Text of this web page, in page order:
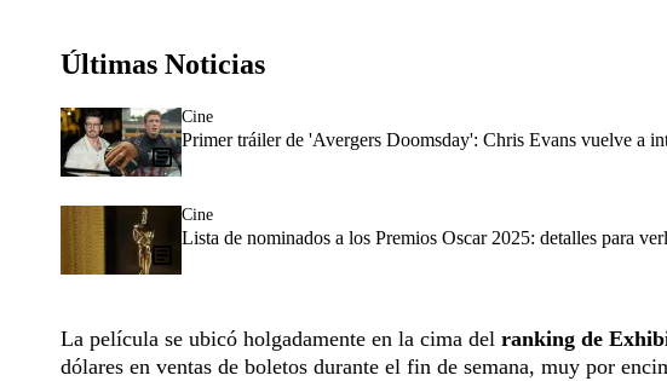
Últimas Noticias
Cine
Primer tráiler de 'Avergers Doomsday': Chris Evans vuelve a
Cine
Lista de nominados a los Premios Oscar 2025: detalles para
La película se ubicó holgadamente en la cima del ranking de
dólares en ventas de boletos durante el fin de semana, muy por